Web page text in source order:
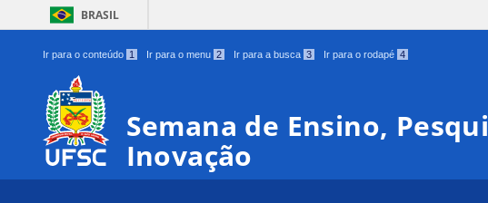
BRASIL
Ir para o conteúdo 1 Ir para o menu 2 Ir para a busca 3 Ir para o rodapé 4
Semana de Ensino,
Inovação